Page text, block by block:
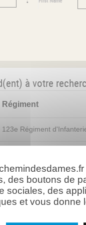
à votre
Régiment
123e Régiment
123e Régiment
110ème Régiment
des boutons de
sociales, des
et vous donne